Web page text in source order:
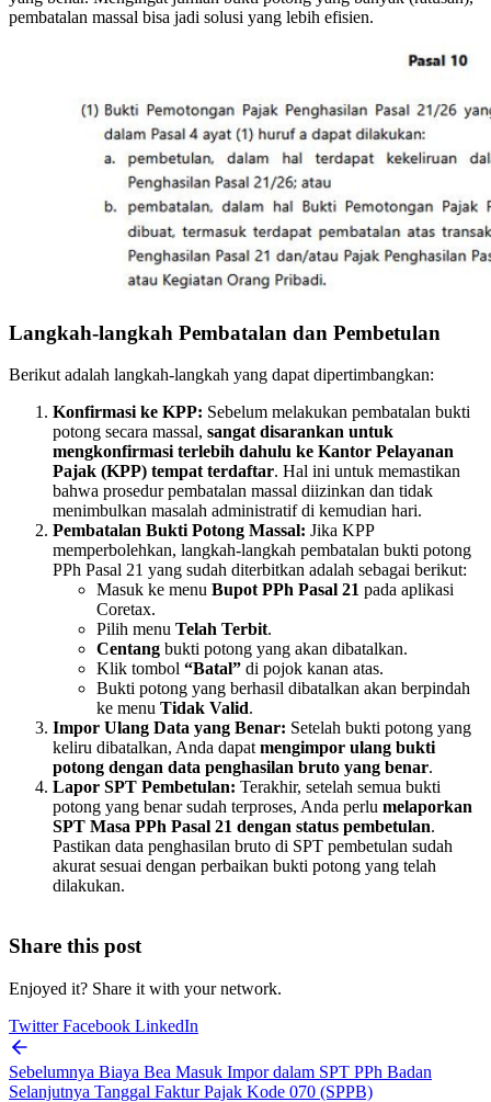
pembatalan massal bisa jadi solusi yang lebih efisien.
Langkah-langkah Pembatalan dan Pembetulan
Berikut adalah langkah-langkah yang dapat dipertimbangkan:
Konfirmasi ke KPP: Sebelum melakukan pembatalan bukti
potong secara massal, sangat disarankan untuk
mengkonfirmasi terlebih dahulu ke Kantor Pelayanan
Pajak (KPP) tempat terdaftar. Hal ini untuk memastikan
bahwa prosedur pembatalan massal diizinkan dan tidak
menimbulkan masalah administratif di kemudian hari.
Pembatalan Bukti Potong Massal: Jika KPP
memperbolehkan, langkah-langkah pembatalan bukti potong
PPh Pasal 21 yang sudah diterbitkan adalah sebagai berikut:
Masuk ke menu Bupot PPh Pasal 21 pada aplikasi
Coretax.
Pilih menu Telah Terbit.
Centang bukti potong yang akan dibatalkan.
Klik tombol “Batal” di pojok kanan atas.
Bukti potong yang berhasil dibatalkan akan berpindah
ke menu Tidak Valid.
Impor Ulang Data yang Benar: Setelah bukti potong yang
keliru dibatalkan, Anda dapat mengimpor ulang bukti
potong dengan data penghasilan bruto yang benar.
Lapor SPT Pembetulan: Terakhir, setelah semua bukti
potong yang benar sudah terproses, Anda perlu melaporkan
SPT Masa PPh Pasal 21 dengan status pembetulan.
Pastikan data penghasilan bruto di SPT pembetulan sudah
akurat sesuai dengan perbaikan bukti potong yang telah
dilakukan.
Share this post
Enjoyed it? Share it with your network.
TwitterFacebook LinkedIn
Sebelumnya Biaya Bea Masuk Impor dalam SPT PPh Badan
Selanjutnya Tanggal Faktur Pajak Kode 070 (SPPB)